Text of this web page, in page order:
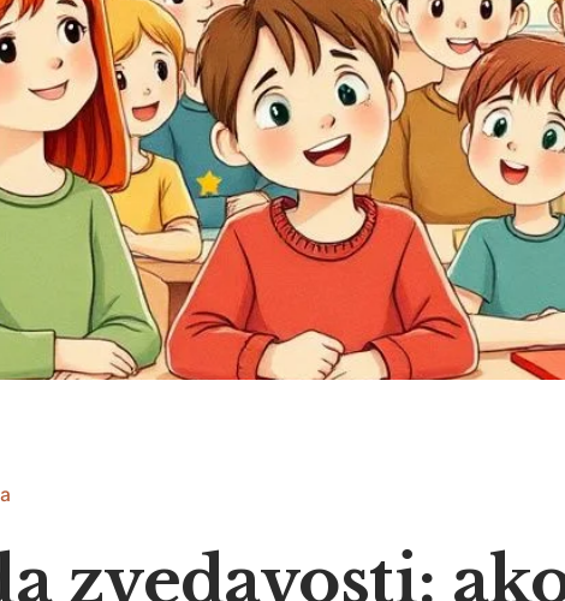
zvedavosti: